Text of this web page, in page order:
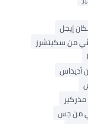
إيجل
من سكيتشرز
أديداس
من جس